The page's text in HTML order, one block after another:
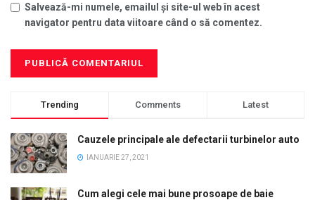
Salvează-mi numele, emailul și site-ul web în acest
navigator pentru data viitoare când o să comentez.
Trending Comments Latest
Cauzele principale ale defectarii turbinelor auto
IANUARIE 27, 2021
Cum alegi cele mai bune prosoape de baie